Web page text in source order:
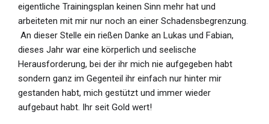
eigentliche Trainingsplan keinen Sinn mehr hat und
arbeiteten mit mir nur noch an einer Schadensbegrenzung.
An dieser Stelle ein rießen Danke an Lukas und Fabian,
dieses Jahr war eine körperlich und seelische
Herausforderung, bei der ihr mich nie aufgegeben habt
sondern ganz im Gegenteil ihr einfach nur hinter mir
gestanden habt, mich gestützt und immer wieder
aufgebaut habt. Ihr seit Gold wert!